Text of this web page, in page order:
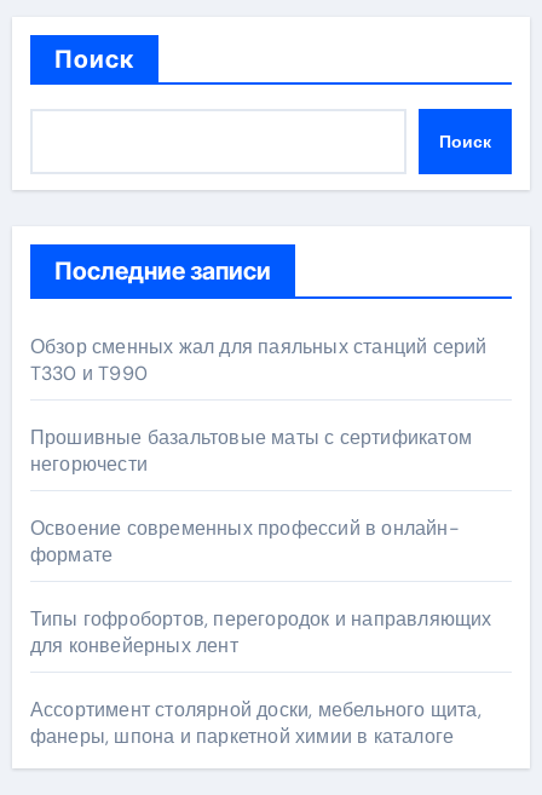
Поиск
Поиск
Последние записи
Обзор сменных жал для паяльных станций серий
T330 и T990
Прошивные базальтовые маты с сертификатом
негорючести
Освоение современных профессий в онлайн-
формате
Типы гофробортов, перегородок и направляющих
для конвейерных лент
Ассортимент столярной доски, мебельного щита,
фанеры, шпона и паркетной химии в каталоге